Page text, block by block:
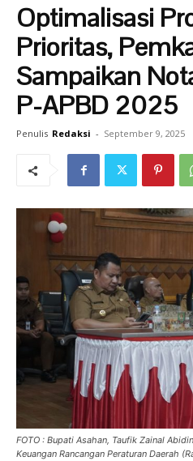
Optimalisasi
Prioritas,
Sampaikan
P-APBD 2025
Penulis Redaksi - September 9, 2025
FOTO : Bupati Asahan, Taufik Zainal
Keuangan Rancangan Peraturan Daerah